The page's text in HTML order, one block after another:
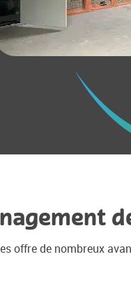
offre de nombreux